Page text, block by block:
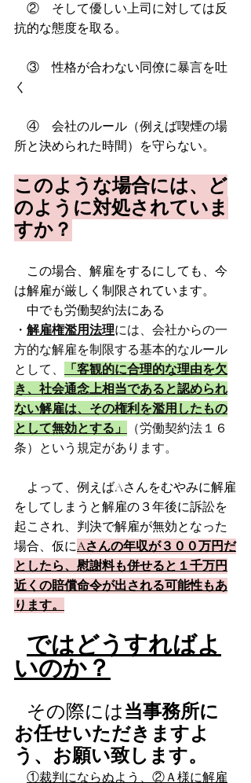
②　そして優しい上司に対しては反
抗的な態度を取る。
③　性格が合わない同僚に暴言を吐
く
④ 会社のルール（例えば喫煙の場
所と決められた時間）を守らない。
このような場合には、ど
のように対処されていま
すか？
この場合、解雇をするにしても、今
は解雇が厳しく制限されています。
中でも労働契約法にある
・ 解雇権濫用法理には、会社からの一
方的な解雇を制限する基本的なルール
として、
「客観的に合理的な理由を欠
き、社会通念上相当であると認められ
ない解雇は、その権利を濫用したもの
として無効とする」
（労働契約法１６
条）という規定があります。
よって、例えばAさんをむやみに解雇
をしてしまうと解雇の３年後に訴訟を
起こされ、判決で解雇が無効となった
場合、仮にAさんの年収が３００万円だ
としたら、慰謝料も併せると１千万円
近くの賠償命令が出される可能性もあ
ります。
ではどうすればよ
いのか？
その際には当事務所に
お任せいただきますよ
う、お願い致します。
①裁判にならぬよう、②Ａ様に解雇